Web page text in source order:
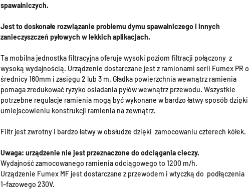
spawalniczych.
Jest to doskonałe rozwiązanie problemu dymu spawalniczego i innych
zanieczyszczeń pyłowych w lekkich aplikacjach.
Ta mobilna jednostka filtracyjna oferuje wysoki poziom filtracji połączony z
wysoką wydajnością. Urządzenie dostarczane jest z ramionami serii Fumex PR o
średnicy 160mm i zasięgu 2 lub 3 m. Gładka powierzchnia wewnątrz ramienia
pomaga zredukować ryzyko osiadania pyłów wewnątrz przewodu. Wszystkie
potrzebne regulacje ramienia mogą być wykonane w bardzo łatwy sposób dzięki
umiejscowieniu konstrukcji ramienia na zewnątrz.
Filtr jest zwrotny i bardzo łatwy w obsłudze dzięki zamocowaniu czterech kółek.
Uwaga: urządzenie nie jest przeznaczone do odciągania cieczy.
Wydajność zamocowanego ramienia odciągowego to 1200 m/h.
Urządzenie Fumex MF jest dostarczane z przewodem i wtyczką do podłączenia
1–fazowego 230V.